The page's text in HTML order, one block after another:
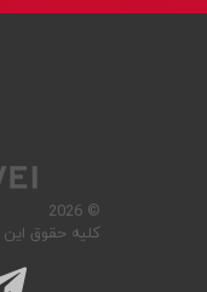
© 2026
کلیه حقوق